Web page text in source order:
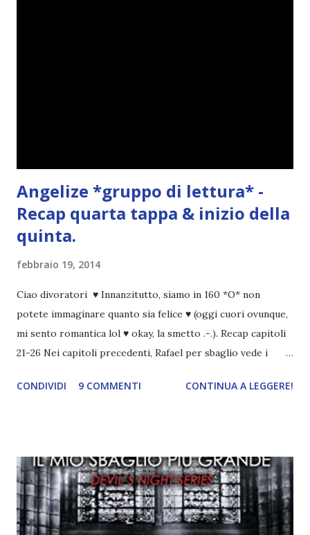
Angelize *gruppo di lettura* -
Recap quarta tappa & inizio della
quinta.
febbraio 19, 2014
Ciao divoratori ♥ Innanzitutto, siamo in 160 *O* non
potete immaginare quanto sia felice ♥ (oggi cuori ovunque,
mi sento romantica lol ♥ okay, la smetto .-.). Recap capitoli
21-26 Nei capitoli precedenti, Rafael per sbaglio vede i
incontrano e Hesediel mostra loro come combattere i puri.
angelo puro, Elemiah. Ma, a differenza di cosa pensano,
l'angelo non ha intenzione di fare una strage, piuttosto è lì
per avvertili che Mikael non è più "l'angelo puro" che
credono e che potrebbe aver ucciso altri mezzi angeli, tipo
CONDIVIDI 9 COMMENTI CONTINUA A LEGGERE!